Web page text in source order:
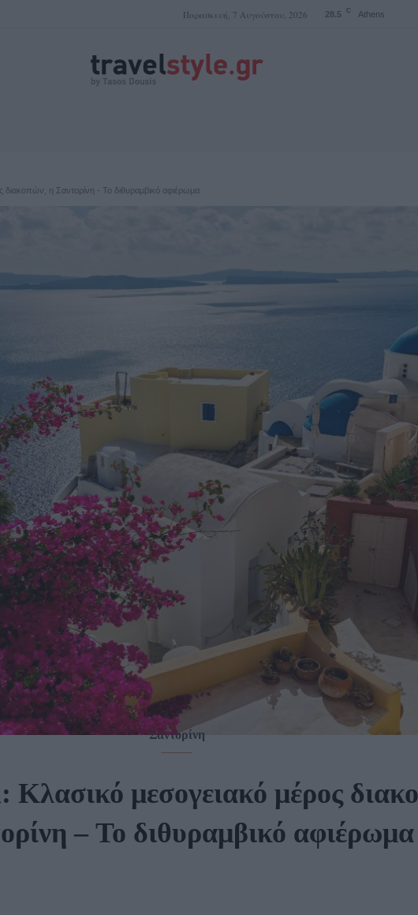
Παρασκευή, 7 Αυγούστου, 2026 28.5 C Athens
η Σαντορίνη - To διθυραμβικό αφιέρωμα
Σαντορίνη
μεσογειακό μέρος
– To διθυραμβικό αφιέρωμα